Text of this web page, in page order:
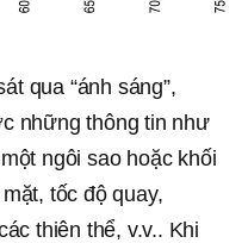
qua “ánh sáng”,
những thông tin như
ngôi sao hoặc khối
tốc độ quay,
thiên thể, v.v.. Khi